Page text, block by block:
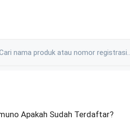
Apakah Sudah Terdaftar?